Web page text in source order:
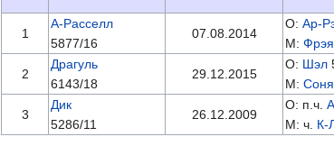
1
А-Расселл
5877/16
07.08.2014
О:Ар-
М:Фрэя
2
Драгуль
6143/18
29.12.2015
О: Шэл
М: Соня
3
Дик
5286/11
26.12.2009
О: п.ч.
М: ч. К-